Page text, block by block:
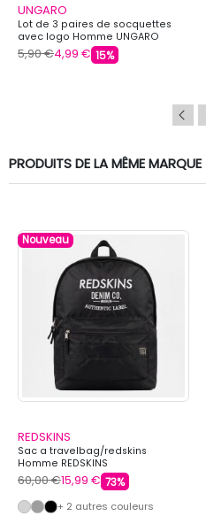
UNGARO
Lot de 3 paires de socquettes
avec logo Homme UNGARO
5,90 €4,99 € 15%
PRODUITS DE LA MÊME MARQUE
Nouveau
REDSKINS
Sac a travelbag/redskins
Homme REDSKINS
60,00 €15,99 € 73%
+ 2 autres couleurs